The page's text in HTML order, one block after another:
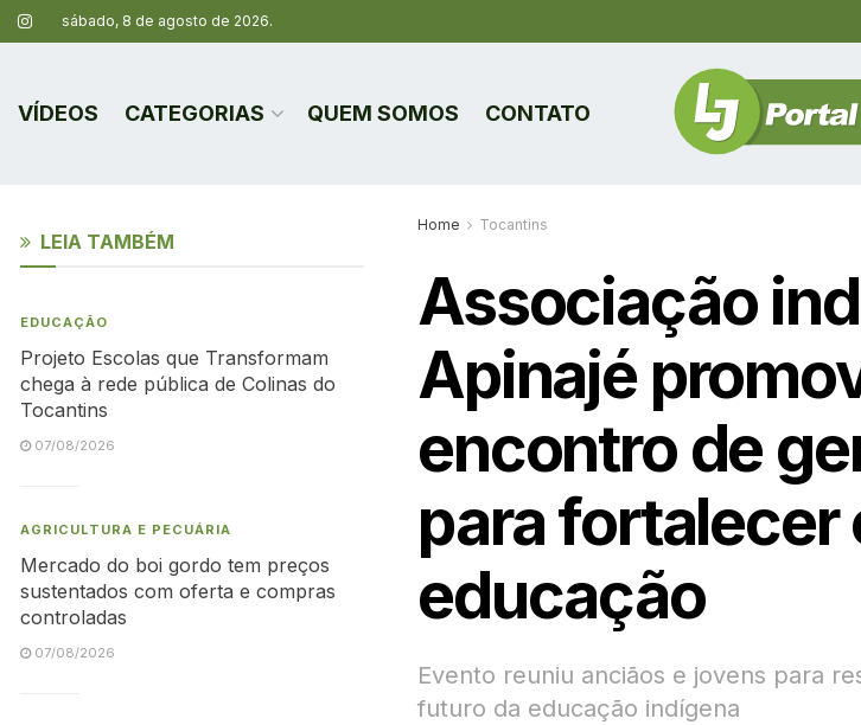
sábado, 8 de agosto de 2026.
VÍDEOS CATEGORIAS QUEM SOMOS CONTATO
Home Tocantins
Associação
Apinajé
encontro de
para fortalecer
educação
Evento reuniu anciãos e jovens para
futuro da educação indígena
LEIA TAMBÉM
EDUCAÇÃO
Projeto Escolas que Transformam
chega à rede pública de Colinas do
Tocantins
07/08/2026
AGRICULTURA E PECUÁRIA
Mercado do boi gordo tem preços
sustentados com oferta e compras
controladas
07/08/2026